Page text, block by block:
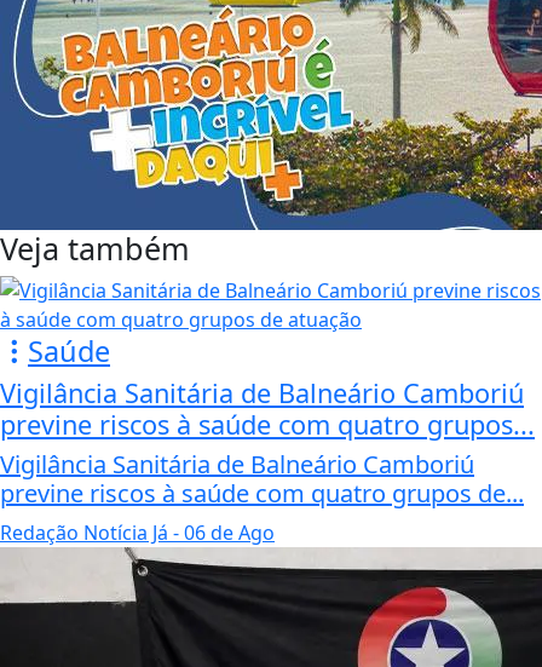
Veja também
Saúde
Vigilância Sanitária de Balneário Camboriú
previne riscos à saúde com quatro grupos...
Vigilância Sanitária de Balneário Camboriú
previne riscos à saúde com quatro grupos de...
Redação Notícia Já - 06 de Ago